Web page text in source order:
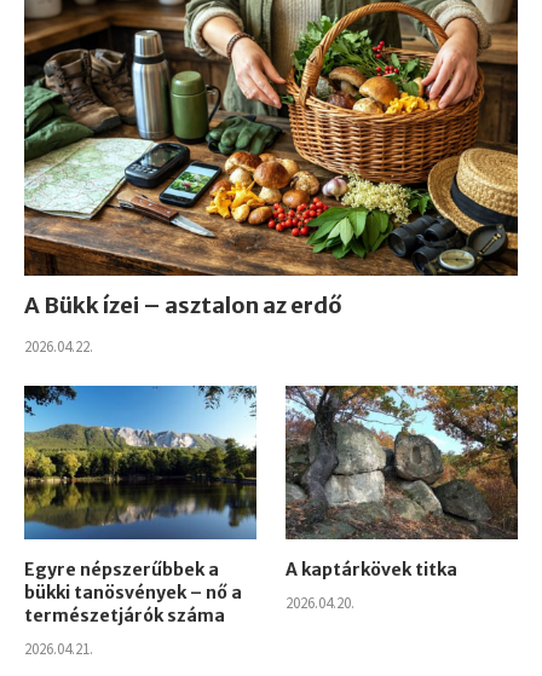
A Bükk ízei – asztalon az erdő
2026.04.22.
Egyre népszerűbbek a
bükki tanösvények – nő a
természetjárók száma
2026.04.21.
A kaptárkövek titka
2026.04.20.